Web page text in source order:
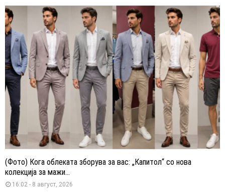
(Фото) Кога облеката зборува за вас: „Капитол“ со нова
колекција за мажи...
16:02 - 8 август, 2026